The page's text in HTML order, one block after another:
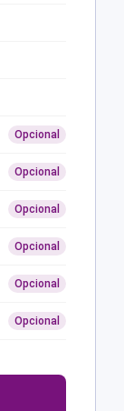
Opcional
Opcional
Opcional
Opcional
Opcional
Opcional